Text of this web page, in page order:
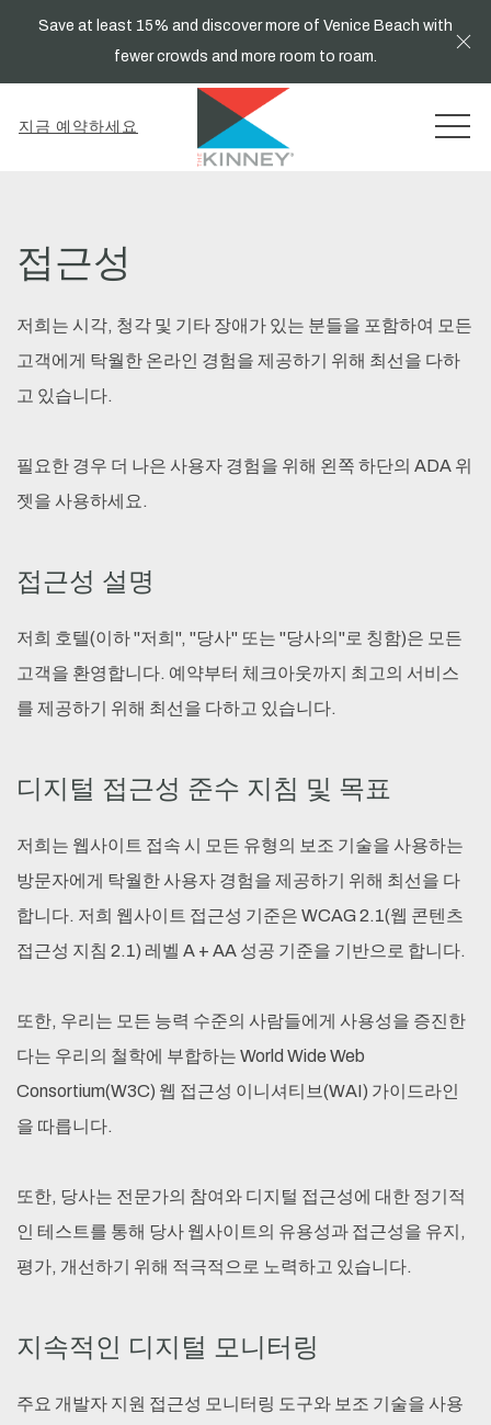
Save at least 15% and discover more of Venice Beach with
fewer crowds and more room to roam.
지금 예약하세요
접근성
저희는 시각, 청각 및 기타 장애가 있는 분들을 포함하여 모든
고객에게 탁월한 온라인 경험을 제공하기 위해 최선을 다하
고 있습니다.
필요한 경우 더 나은 사용자 경험을 위해 왼쪽 하단의 ADA 위
젯을 사용하세요.
접근성 설명
저희 호텔(이하 "저희", "당사" 또는 "당사의"로 칭함)은 모든
고객을 환영합니다. 예약부터 체크아웃까지 최고의 서비스
를 제공하기 위해 최선을 다하고 있습니다.
디지털 접근성 준수 지침 및 목표
저희는 웹사이트 접속 시 모든 유형의 보조 기술을 사용하는
방문자에게 탁월한 사용자 경험을 제공하기 위해 최선을 다
합니다. 저희 웹사이트 접근성 기준은 WCAG 2.1(웹 콘텐츠
접근성 지침 2.1) 레벨 A + AA 성공 기준을 기반으로 합니다.
또한, 우리는 모든 능력 수준의 사람들에게 사용성을 증진한
다는 우리의 철학에 부합하는 World Wide Web
Consortium(W3C) 웹 접근성 이니셔티브(WAI) 가이드라인
을 따릅니다.
또한, 당사는 전문가의 참여와 디지털 접근성에 대한 정기적
인 테스트를 통해 당사 웹사이트의 유용성과 접근성을 유지,
평가, 개선하기 위해 적극적으로 노력하고 있습니다.
지속적인 디지털 모니터링
주요 개발자 지원 접근성 모니터링 도구와 보조 기술을 사용